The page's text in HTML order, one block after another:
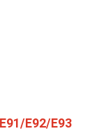
E92/E93